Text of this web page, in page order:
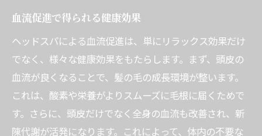
血流促進で得られる健康効果
ヘッドスパによる血流促進は、単にリラックス効果だけ
でなく、様々な健康効果をもたらします。まず、頭皮の
血流が良くなることで、髪の毛の成長環境が整います。
これは、酸素や栄養がよりスムーズに毛根に届くためで
す。さらに、頭皮だけでなく全身の血流も改善され、新
陳代謝が活発になります。これによって、体内の不要な